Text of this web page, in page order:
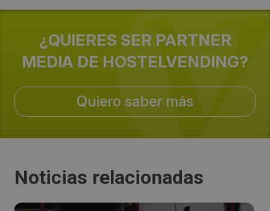
Fechas:
Periodicidad:
¿QUIERES SER PARTNER
MEDIA DE HOSTELVENDING?
Quiero saber más
Noticias relacionadas